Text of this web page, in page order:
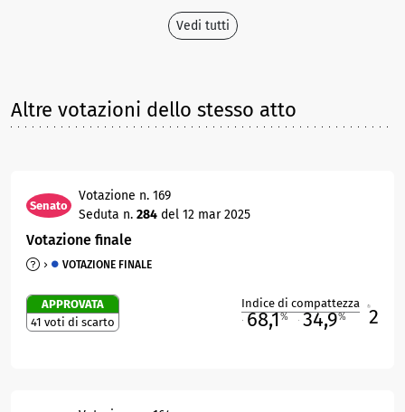
Vedi tutti
Altre votazioni dello stesso atto
Senato
Votazione n. 169
Seduta n. 284 del 12 mar 2025
Votazione finale
VOTAZIONE FINALE
APPROVATA
41 voti di scarto
Indice di compattezza
68,1% 34,9% 2